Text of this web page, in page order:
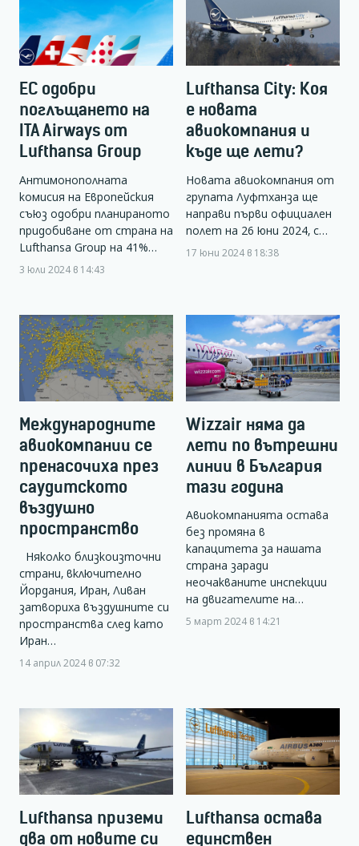
ЕС одобри
поглъщането на
ITA Airways от
Lufthansa Group
Антимонополната
комисия на Европейския
съюз одобри планираното
придобиване от страна на
Lufthansa Group на 41%…
3 юли 2024 в 14:43
Lufthansa City: Коя
е новата
авиокомпания и
къде ще лети?
Новата авиокомпания от
групата Луфтханза ще
направи първи официален
полет на 26 юни 2024, с…
17 юни 2024 в 18:38
Международните
авиокомпании се
пренасочиха през
саудитското
въздушно
пространство
Няколко близкоизточни
страни, включително
Йордания, Иран, Ливан
затвориха въздушните си
пространства след като
Иран…
14 април 2024 в 07:32
Wizzair няма да
лети по вътрешни
линии в България
тази година
Авиокомпанията остава
без промяна в
капацитета за нашата
страна заради
неочакваните инспекции
на двигателите на…
5 март 2024 в 14:21
Lufthansa приземи
два от новите си
Lufthansa остава
единствен